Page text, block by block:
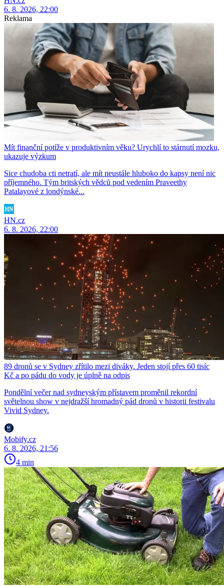
6. 8. 2026, 22:00
Reklama
Mít finanční potíže v produktivním věku? Urychlí to stárnutí mozku,
ukazuje výzkum
Sice chudoba cti netratí, ale mít neustále hluboko do kapsy není nic
příjemného. Tým britských vědců pod vedením Praveethy
Patalayové z londýnské...
HN.cz
6. 8. 2026, 22:00
89 dronů se v Sydney zřítilo mezi diváky. Jeden stojí přes 60 tisíc
Kč a po pádu do vody je úplně na odpis
Pondělní večer nad sydneyským přístavem proměnil rekordní
světelnou show v nejdražší hromadný pád dronů v historii festivalu
Vivid Sydney.
Mobify.cz
6. 8. 2026, 21:56
4 min